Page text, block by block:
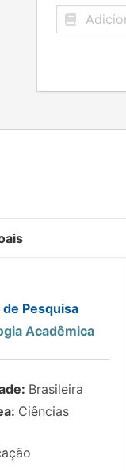
Pesquisa
Acadêmica
Brasileira
Ciências